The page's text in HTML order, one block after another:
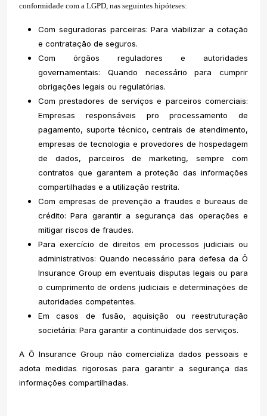
conformidade com a LGPD, nas seguintes hipóteses:
Com seguradoras parceiras: Para viabilizar a cotação
e contratação de seguros.
Com órgãos reguladores e autoridades
governamentais: Quando necessário para cumprir
obrigações legais ou regulatórias.
Com prestadores de serviços e parceiros comerciais:
Empresas responsáveis pro processamento de
pagamento, suporte técnico, centrais de atendimento,
empresas de tecnologia e provedores de hospedagem
de dados, parceiros de marketing, sempre com
contratos que garantem a proteção das informações
compartilhadas e a utilização restrita.
Com empresas de prevenção a fraudes e bureaus de
crédito: Para garantir a segurança das operações e
mitigar riscos de fraudes.
Para exercício de direitos em processos judiciais ou
administrativos: Quando necessário para defesa da Ô
Insurance Group em eventuais disputas legais ou para
o cumprimento de ordens judiciais e determinações de
autoridades competentes.
Em casos de fusão, aquisição ou reestruturação
societária: Para garantir a continuidade dos serviços.
A Ô Insurance Group não comercializa dados pessoais e
adota medidas rigorosas para garantir a segurança das
informações compartilhadas.